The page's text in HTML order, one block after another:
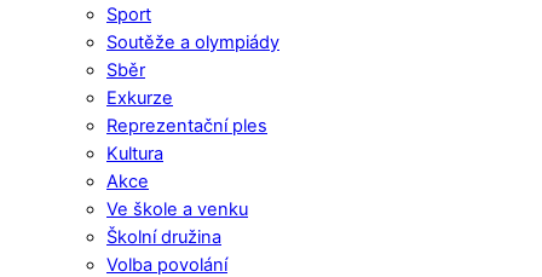
Sport
Soutěže a olympiády
Sběr
Exkurze
Reprezentační ples
Kultura
Akce
Ve škole a venku
Školní družina
Volba povolání